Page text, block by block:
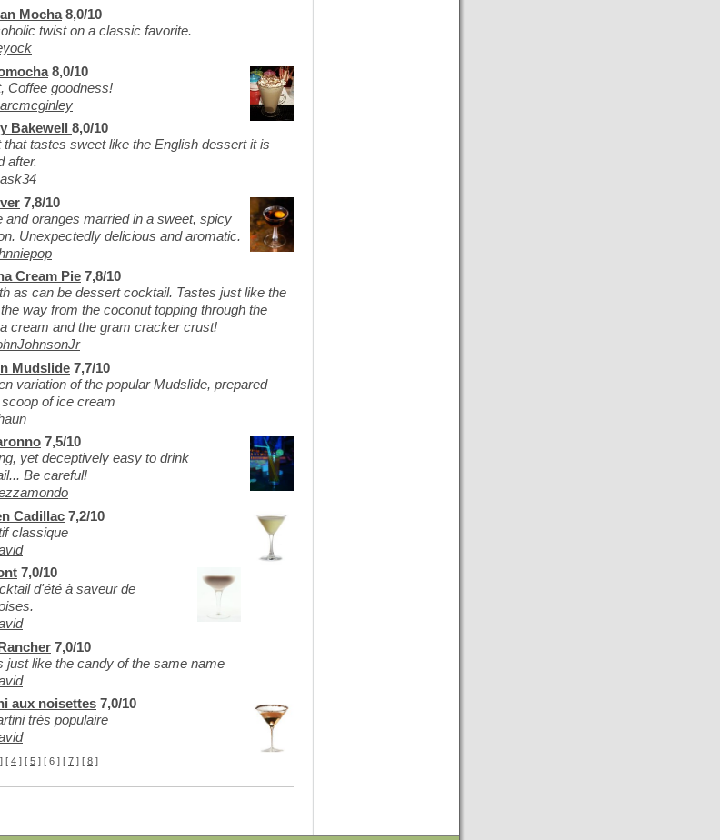
Mocha8,0/10
twist on a classic favorite.
8,0/10
Coffee goodness!
Bakewell 8,0/10
that tastes sweet like the English dessert it is
after.
7,8/10
and oranges married in a sweet, spicy
Unexpectedly delicious and aromatic.
Cream Pie 7,8/10
as can be dessert cocktail. Tastes just like the
way from the coconut topping through the
cream and the gram cracker crust!
Mudslide 7,7/10
variation of the popular Mudslide, prepared
of ice cream
7,5/10
yet deceptively easy to drink
Be careful!
Cadillac 7,2/10
classique
7,0/10
d'été à saveur de
7,0/10
just like the candy of the same name
aux noisettes 7,0/10
très populaire
] [ 4 ] [ 5 ] [ 6 ] [ 7 ] [ 8 ]